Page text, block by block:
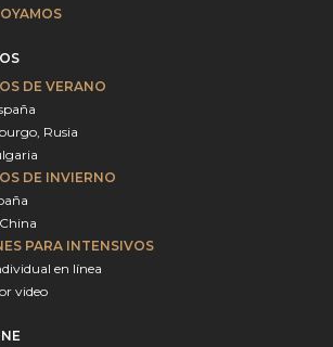
DE VERANO
Rusia
DE INVIERNO
PARA INTENSIVOS
en línea
video